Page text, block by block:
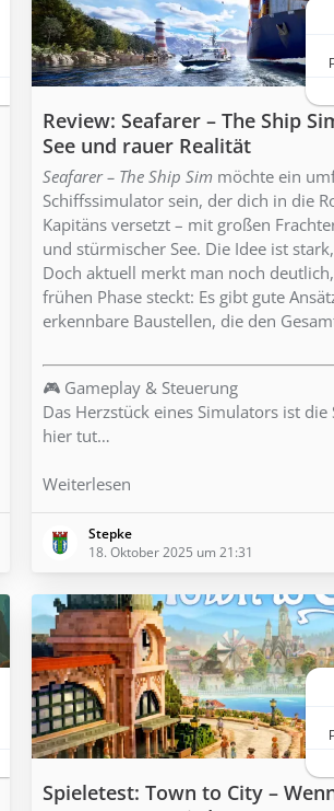
Review: Seafarer – The Ship
See und rauer Realität
Seafarer – The Ship Sim möchte ein
Schiffssimulator sein, der dich in die
Kapitäns versetzt – mit großen
und stürmischer See. Die Idee ist
Doch aktuell merkt man noch
frühen Phase steckt: Es gibt gute
erkennbare Baustellen, die den
🎮 Gameplay & Steuerung
Das Herzstück eines Simulators ist
hier tut…
Weiterlesen
Stepke
18. Oktober 2025 um 21:31
Spieletest: Town to City –